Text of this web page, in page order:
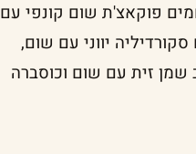
פוקאצ'ת שום קונפי עם
יווני עם שום,
שמן זית עם שום וכוסברה